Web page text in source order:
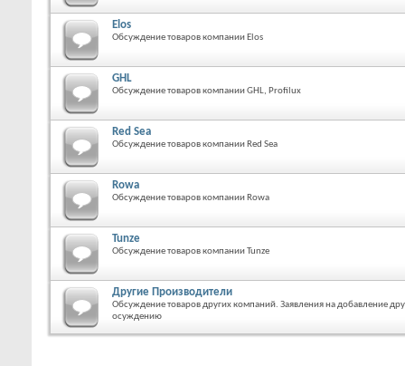
Elos
Обсуждение товаров компании Elos
GHL
Обсуждение товаров компании GHL, Profilux
Red Sea
Обсуждение товаров компании Red Sea
Rowa
Обсуждение товаров компании Rowa
Tunze
Обсуждение товаров компании Tunze
Другие Производители
Обсуждение товаров других компаний. Заявления на добавление
осуждению